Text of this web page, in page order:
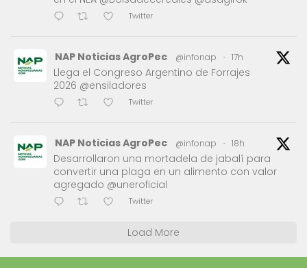
Twitter
NAP Noticias AgroPec @infonap · 17h
Llega el Congreso Argentino de Forrajes
2026 @ensiladores
Twitter
NAP Noticias AgroPec @infonap · 18h
Desarrollaron una mortadela de jabalí para
convertir una plaga en un alimento con valor
agregado @uneroficial
Twitter
Load More